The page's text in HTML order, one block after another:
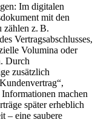
Im digitalen
mit den
zählen z. B.
Vertragsabschlusses,
Volumina oder
Durch
zusätzlich
machen
später erheblich
– eine saubere